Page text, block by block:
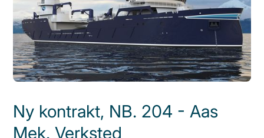
Ny kontrakt, NB. 204 - Aas
Mek. Verksted